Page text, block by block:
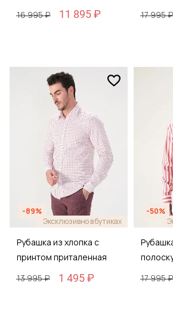
16 995 ₽
11 895 ₽
17 995 ₽
-89%
Эксклюзивно в бутиках
Рубашка из хлопка с
принтом приталенная
13 995 ₽
1 495 ₽
-50%
17 995 ₽